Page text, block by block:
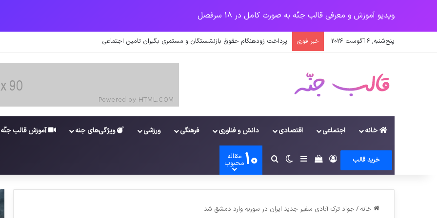
ویدیو آموزش و معرفی قالب جنّه به صورت کامل در 18 سرفصل
پنج‌شنبه, 6 آگوست 2026 خبر فوری پرداخت زودهنگام حقوق بازنشستگان و مستمری بگیران تامین اجتماعی
خانه اجتماعی اقتصادی دانش و فناوری فرهنگی ورزشی ویژگی‌های جنه آموزش قالب جنّه
خرید قالب وروددیدن سبد خرید
سایدبارتغییر پوسته
جستجو برای
10 مقاله
محبوب
خانه / جواد ترک آبادی سفیر جدید ایران در سوریه وارد دمشق شد